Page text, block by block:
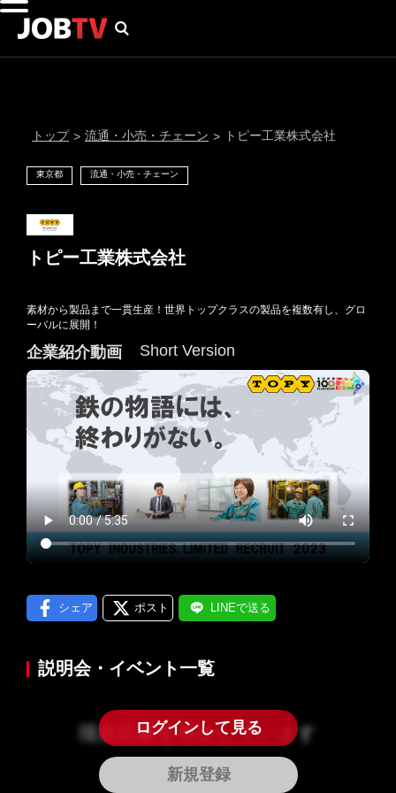
メール通知
LINE通知
トップ > 流通・小売・チェーン > トピー工業株式会社
東京都 流通・小売・チェーン
トピー工業株式会社
素材から製品まで一貫生産！世界トップクラスの製品を複数有し、グロ
ーバルに展開！
企業紹介動画 Short Version
シェア ポスト LINEで送る
説明会・イベント一覧
現在応募を停止しています
ログインして見る
新規登録
にはプロフィール画像のアップロードが必要です
プロフィール編集する
会員登録する ＞
ログインする ＞